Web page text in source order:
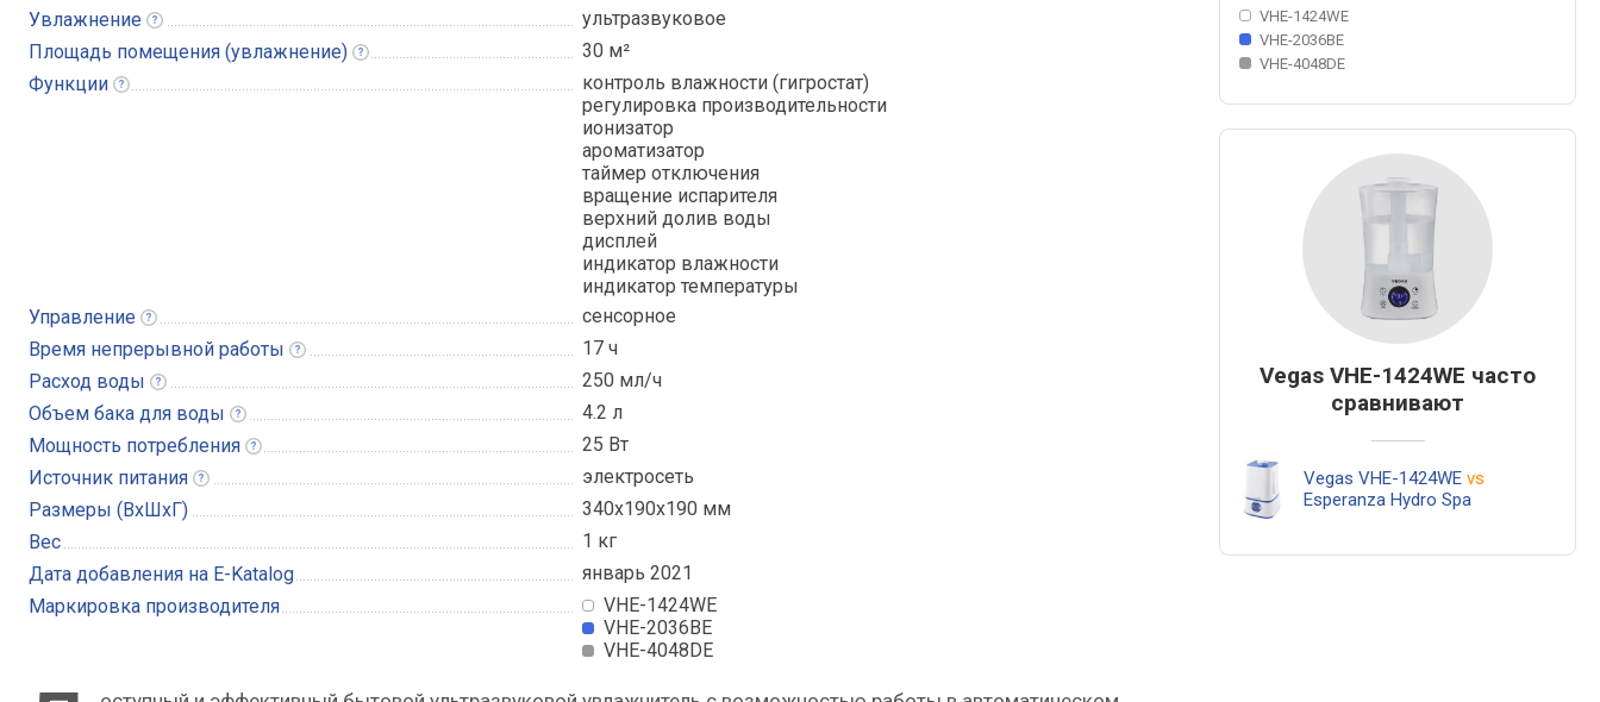
Увлажнение
ультразвуковое
Площадь помещения (увлажнение)
30 м²
Функции
контроль влажности (гигростат)
регулировка производительности
ионизатор
ароматизатор
таймер отключения
вращение испарителя
верхний долив воды
дисплей
индикатор влажности
индикатор температуры
Управление
сенсорное
Время непрерывной работы
17 ч
Расход воды
250 мл/ч
Объем бака для воды
4.2 л
Мощность потребления
25 Вт
Источник питания
электросеть
Размеры (ВхШхГ)
340x190x190 мм
Вес
1 кг
Дата добавления на E-Katalog
январь 2021
Маркировка производителя
VHE-1424WE
VHE-2036BE
VHE-4048DE
VHE-1424WE
VHE-2036BE
VHE-4048DE
Vegas VHE-1424WE часто
сравнивают
Vegas VHE-1424WE vs
Esperanza Hydro Spa